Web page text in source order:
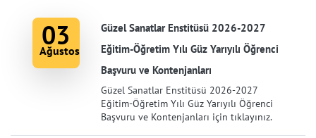
03
Ağustos
Güzel Sanatlar Enstitüsü 2026-2027
Eğitim-Öğretim Yılı Güz Yarıyılı Öğrenci
Başvuru ve Kontenjanları
Güzel Sanatlar Enstitüsü 2026-2027
Eğitim-Öğretim Yılı Güz Yarıyılı Öğrenci
Başvuru ve Kontenjanları için tıklayınız.